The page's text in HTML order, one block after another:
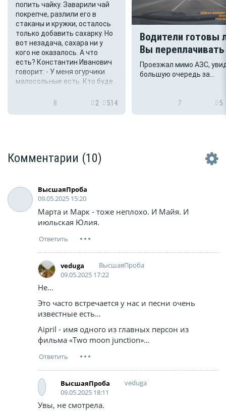
попить чайку. Заварили чай
покрепче, разлили его в
стаканы и кружки, осталось
только добавить сахарку. Но
вот незадача, сахара ни у
кого не оказалось. А что
есть? Константин Иванович
говорит: - У меня огурчики
малосольные есть. Кто буде...
8 2 514
Водители готовы
Вы переплачивать
топливо 26
36 руб.(34%)?
Проезжал мимо АЗС,
большую очередь за
заправка идёт полным
машин. В СМИ у водител...
7 5
Комментарии (10)
ВысшаяПроба
09.05.2025 15:20
Марта и Марк - тоже неплохо. И Майя. И
июльская Юлия.
veduga
ВысшаяПроба
09.05.2025 17:22
Не…
Это часто встречается у нас и песни очень
известные есть…
Aipril - имя одного из главных персон из
фильма «Two moon junction»…
ВысшаяПроба
veduga
09.05.2025 18:11
Увы, не смотрела.